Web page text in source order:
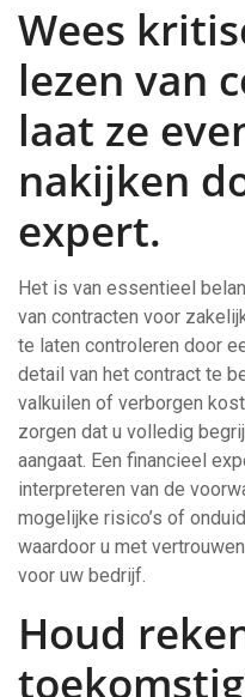
Wees
lezen van
laat ze
nakijken
expert.
Het is van essentieel
van contracten voor
te laten controleren door
detail van het contract te
valkuilen of verborgen
zorgen dat u volledig
aangaat. Een financieel
interpreteren van de
mogelijke risico’s of
waardoor u met
voor uw bedrijf.
Houd